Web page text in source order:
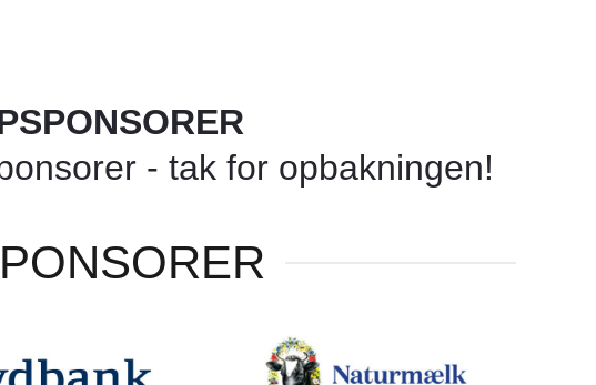
- tak for opbakningen!